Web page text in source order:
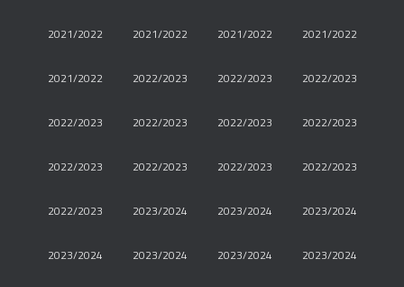
2021/2022 2021/2022 2021/2022 2021/2022
2021/2022 2022/2023 2022/2023 2022/2023
2022/2023 2022/2023 2022/2023 2022/2023
2022/2023 2022/2023 2022/2023 2022/2023
2022/2023 2023/2024 2023/2024 2023/2024
2023/2024 2023/2024 2023/2024 2023/2024